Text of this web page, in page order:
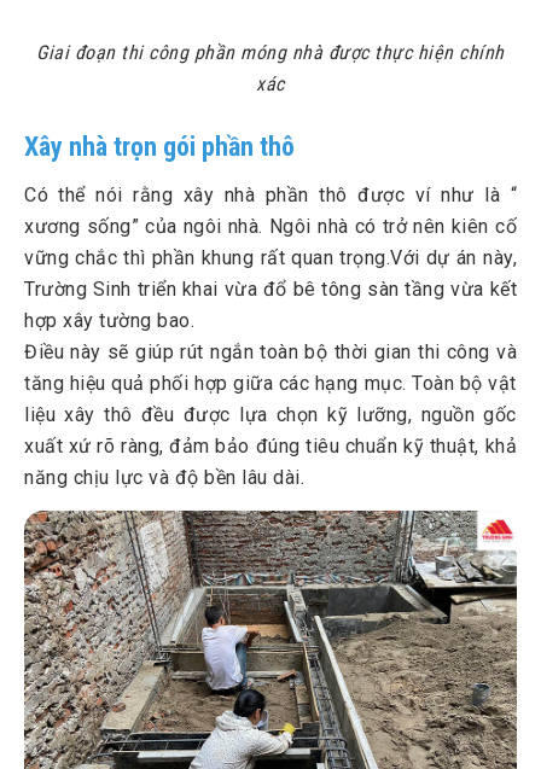
Giai đoạn thi công phần móng nhà được thực hiện chính
xác
Xây nhà trọn gói phần thô
Có thể nói rằng xây nhà phần thô được ví như là “
xương sống” của ngôi nhà. Ngôi nhà có trở nên kiên cố
vững chắc thì phần khung rất quan trọng.Với dự án này,
Trường Sinh triển khai vừa đổ bê tông sàn tầng vừa kết
hợp xây tường bao.
Điều này sẽ giúp rút ngắn toàn bộ thời gian thi công và
tăng hiệu quả phối hợp giữa các hạng mục. Toàn bộ vật
liệu xây thô đều được lựa chọn kỹ lưỡng, nguồn gốc
xuất xứ rõ ràng, đảm bảo đúng tiêu chuẩn kỹ thuật, khả
năng chịu lực và độ bền lâu dài.